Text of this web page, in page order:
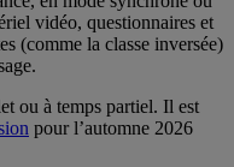
vidéo, questionnaires et
(comme la classe inversée)
ou à temps partiel. Il est
pour l’automne 2026